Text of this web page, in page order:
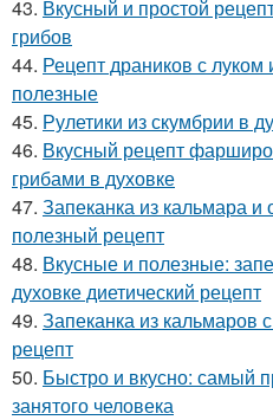
43. Вкусный и простой
грибов
44. Рецепт драников с
полезные
45. Рулетики из скумбрии в
46. Вкусный рецепт
грибами в духовке
47. Запеканка из кальмара
полезный рецепт
48. Вкусные и полезные:
духовке диетический рецепт
49. Запеканка из кальмаров
рецепт
50. Быстро и вкусно: самый
занятого человека